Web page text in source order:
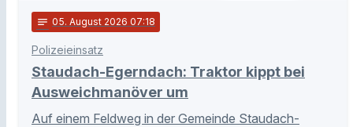
notes 05. August 2026 07:18
Polizeieinsatz
Staudach-Egerndach: Traktor kippt bei
Ausweichmanöver um
Auf einem Feldweg in der Gemeinde Staudach-